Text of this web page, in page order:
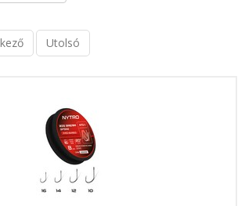
Utolsó